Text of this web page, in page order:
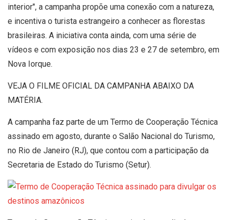
interior", a campanha propõe uma conexão com a natureza,
e incentiva o turista estrangeiro a conhecer as florestas
brasileiras. A iniciativa conta ainda, com uma série de
vídeos e com exposição nos dias 23 e 27 de setembro, em
Nova Iorque.
VEJA O FILME OFICIAL DA CAMPANHA ABAIXO DA
MATÉRIA.
A campanha faz parte de um Termo de Cooperação Técnica
assinado em agosto, durante o Salão Nacional do Turismo,
no Rio de Janeiro (RJ), que contou com a participação da
Secretaria de Estado do Turismo (Setur).